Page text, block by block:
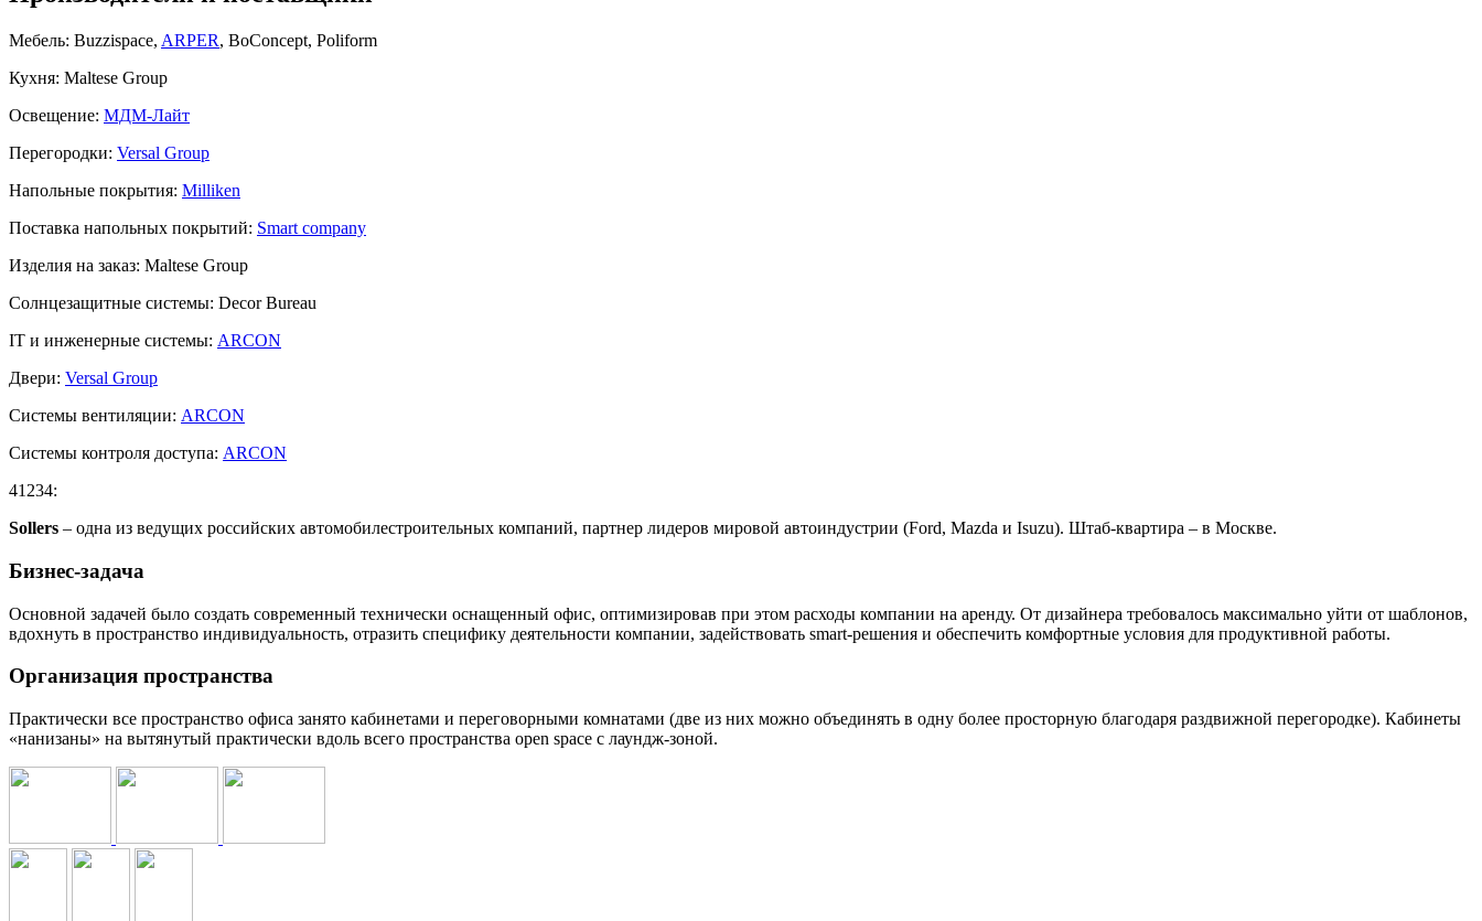
Мебель: Buzzispace, ARPER, BoConcept, Poliform
Кухня: Maltese Group
Освещение: МДМ-Лайт
Перегородки: Versal Group
Напольные покрытия: Milliken
Поставка напольных покрытий: Smart company
Изделия на заказ: Maltese Group
Солнцезащитные системы: Decor Bureau
IT и инженерные системы: ARCON
Двери: Versal Group
Системы вентиляции: ARCON
Системы контроля доступа: ARCON
41234:
Sollers – одна из ведущих российских автомобилестроительных компаний, партнер лидеров мировой автоиндустрии (Ford, Mazda и Isuzu). Штаб-квартира – в Москве.
Бизнес-задача
Основной задачей было создать современный технически оснащенный офис, оптимизировав при этом расходы компании на аренду. От дизайнера требовалось максимально уйти от шаблонов,
вдохнуть в пространство индивидуальность, отразить специфику деятельности компании, задействовать smart-решения и обеспечить комфортные условия для продуктивной работы.
Организация пространства
Практически все пространство офиса занято кабинетами и переговорными комнатами (две из них можно объединять в одну более просторную благодаря раздвижной перегородке). Кабинеты
«нанизаны» на вытянутый практически вдоль всего пространства open space с лаундж-зоной.